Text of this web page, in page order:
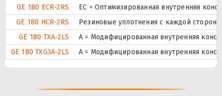
GE 180 ECR-2RS
EC = Оптимизированная внутренняя
GE 180 HCR-2RS
Резиновые уплотнения с каждой
GE 180 TXA-2LS
A = Модифицированная внутренняя
GE 180 TXG3A-2LS
A = Модифицированная внутренняя